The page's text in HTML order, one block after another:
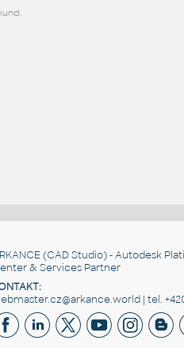
(CAD Studio) - Autodesk
& Services Partner
| tel. +420